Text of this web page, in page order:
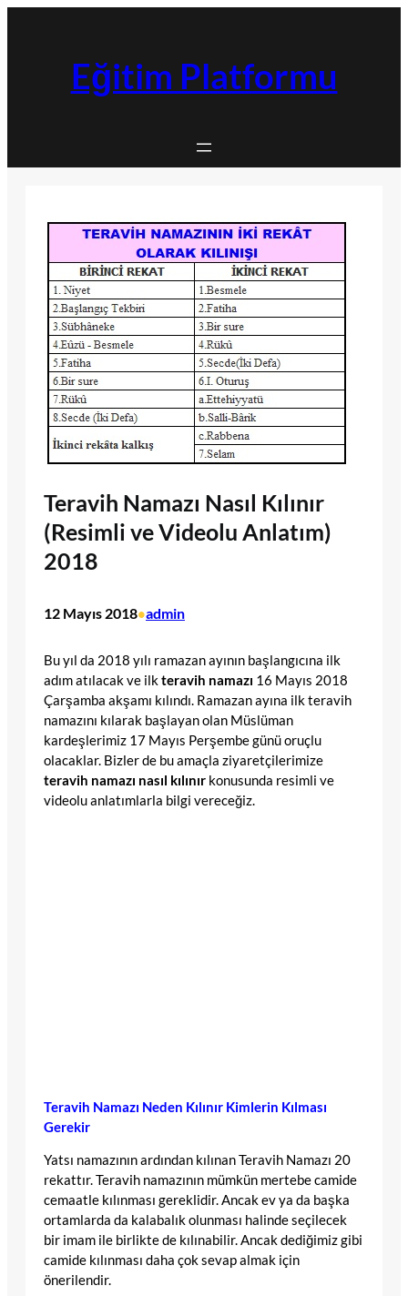
Eğitim Platformu
Teravih Namazı Nasıl Kılınır
(Resimli ve Videolu Anlatım)
2018
12 Mayıs 2018•admin
Bu yıl da 2018 yılı ramazan ayının başlangıcına ilk
adım atılacak ve ilkteravih namazı 16 Mayıs 2018
Çarşamba akşamı kılındı. Ramazan ayına ilk teravih
namazını kılarak başlayan olan Müslüman
kardeşlerimiz 17 Mayıs Perşembe günü oruçlu
olacaklar. Bizler de bu amaçla ziyaretçilerimize
teravih namazı nasıl kılınır konusunda resimli ve
videolu anlatımlarla bilgi vereceğiz.
Teravih Namazı Neden Kılınır Kimlerin Kılması
Gerekir
Yatsı namazının ardından kılınan Teravih Namazı 20
rekattır. Teravih namazının mümkün mertebe camide
cemaatle kılınması gereklidir. Ancak ev ya da başka
ortamlarda da kalabalık olunması halinde seçilecek
bir imam ile birlikte de kılınabilir. Ancak dediğimiz gibi
camide kılınması daha çok sevap almak için
önerilendir.